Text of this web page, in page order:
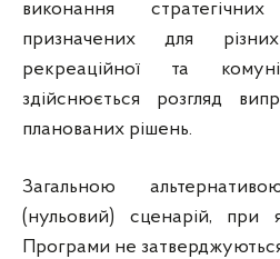
виконання
призначених для
рекреаційної та
здійснюється розгляд
планованих рішень.
Загальною
(нульовий) сценарій, при
Програми не